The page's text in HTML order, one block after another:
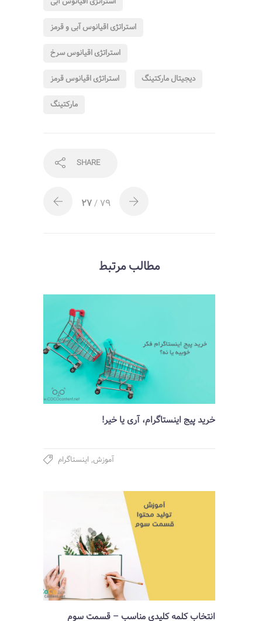
استراتژی اقیانوس آبی و قرمز
استراتژی اقیانوس سرخ
استراتژی اقیانوس قرمز
دیجیتال مارکتینگ
مارکتینگ
SHARE
27/ 79
مطالب مرتبط
خرید پیج اینستاگرام، آری یا خیر!
آموزش, اینستاگرام
انتخاب کلمه کلیدی مناسب – قسمت سوم